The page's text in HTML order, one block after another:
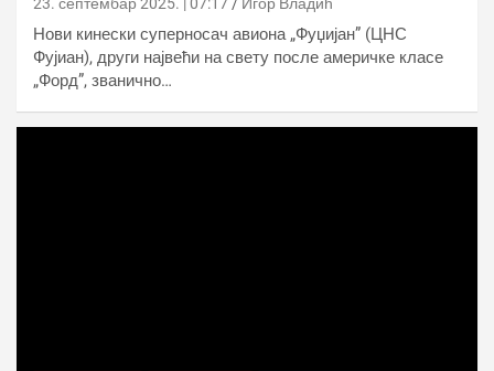
23. септембар 2025. | 07:17 Игор Владић
Нови кинески суперносач авиона „Фуџијан” (ЦНС
Фујиан), други највећи на свету после америчке класе
„Форд”, званично…